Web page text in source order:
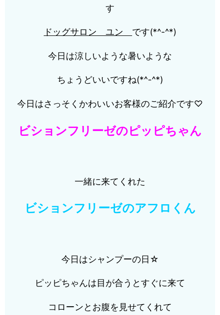
す
ドッグサロン ユン です(*^-^*)
今日は涼しいような暑いような
ちょうどいいですね(*^-^*)
今日はさっそくかわいいお客様のご紹介です♡
ビションフリーゼのピッピちゃん
一緒に来てくれた
ビションフリーゼのアフロくん
今日はシャンプーの日☆
ピッピちゃんは目が合うとすぐに来て
コローンとお腹を見せてくれて